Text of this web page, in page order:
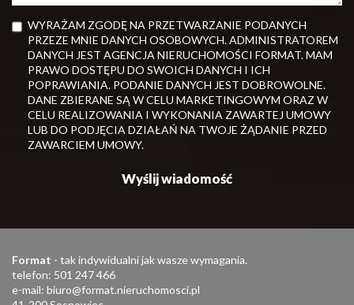
WYRAŻAM ZGODĘ NA PRZETWARZANIE PODANYCH
PRZEZE MNIE DANYCH OSOBOWYCH. ADMINISTRATOREM
DANYCH JEST AGENCJA NIERUCHOMOŚCI FORMAT. MAM
PRAWO DOSTĘPU DO SWOICH DANYCH I ICH
POPRAWIANIA. PODANIE DANYCH JEST DOBROWOLNE.
DANE ZBIERANE SĄ W CELU MARKETINGOWYM ORAZ W
CELU REALIZOWANIA I WYKONANIA ZAWARTEJ UMOWY
LUB DO PODJĘCIA DZIAŁAŃ NA TWOJE ŻĄDANIE PRZED
ZAWARCIEM UMOWY.
Format - tak indywidualni jak wasze wymagania.
telefon: 501 247 466
e-mail: biuro@format.nieruchomosci.pl